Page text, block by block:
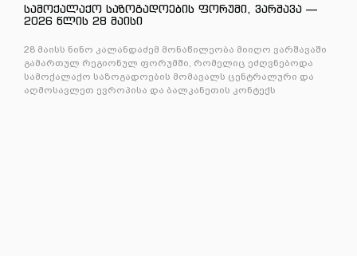
სამოქალაქო საზოგადოების ფორუმი, ვარშავა —
2026 წლის 28 მაისი
28 მაისს ნინო კალანდაძემ მონაწილეობა მიიღო ვარშავაში
გამართულ რეგიონულ ფორუმში, რომელიც ეძღვნებოდა
სამოქალაქო საზოგადოების მომავალს ცენტრალური და
აღმოსავლეთ ევროპისა და ბალკანეთის კონტექს